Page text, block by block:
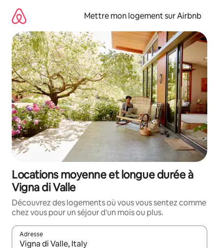
directement
contenu
Mettre mon logement sur Airbnb
Locations moyenne et longue durée à
Vigna di Valle
Découvrez des logements où vous vous sentez comme
chez vous pour un séjour d'un mois ou plus.
Adresse
Lorsque les résultats s'affichent, utilisez les flèches vers le